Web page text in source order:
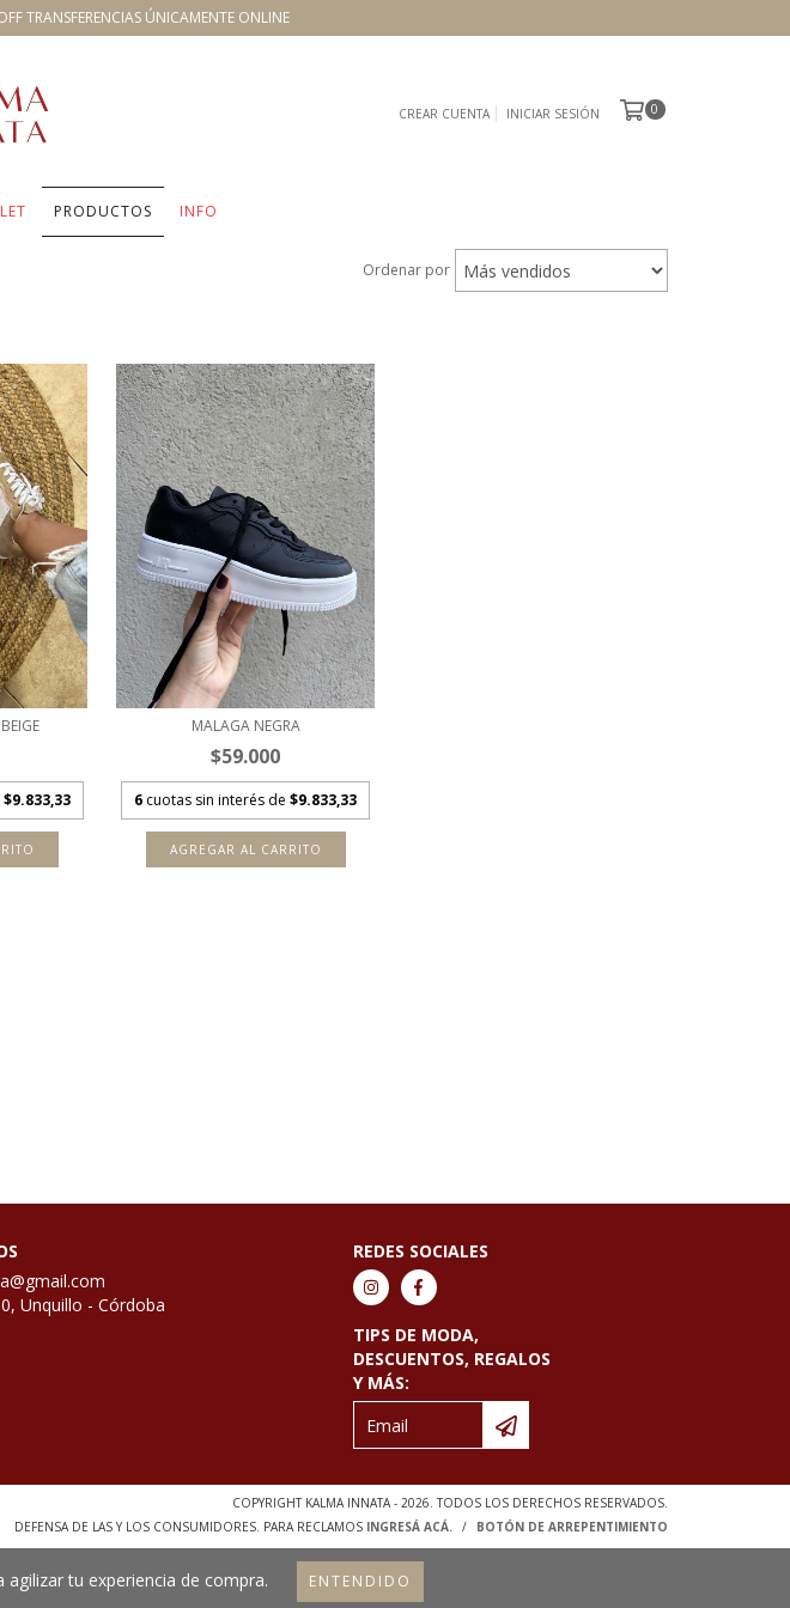
agilizar tu experiencia de compra. ENTENDIDO
TRANSFERENCIAS ÚNICAMENTE ONLINE
CREAR CUENTA INICIAR SESIÓN 0
PRODUCTOS INFO
Ordenar por
$9.833,33
MALAGA NEGRA
$59.000
6 cuotas sin interés de$9.833,33
AGREGAR AL CARRITO
Unquillo - Córdoba
REDES SOCIALES
TIPS DE MODA,
DESCUENTOS, REGALOS
Y MÁS:
COPYRIGHT KALMA INNATA - 2026. TODOS LOS DERECHOS RESERVADOS.
DEFENSA DE LAS Y LOS CONSUMIDORES. PARA RECLAMOS INGRESÁ ACÁ. / BOTÓN DE ARREPENTIMIENTO